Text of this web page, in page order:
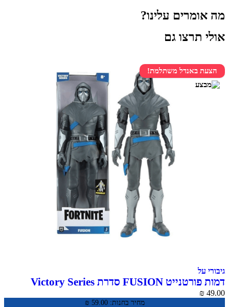
מה אומרים עלינו?
אולי תרצו גם
הצעת באנדל משתלמת!
גיבורי על
דמות פורטנייט FUSION סדרת Victory Series
מחיר בחנות: ₪ 59.00
₪ 49.00